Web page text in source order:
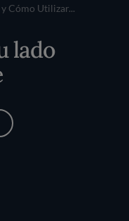
Cómo Utilizar...
lado